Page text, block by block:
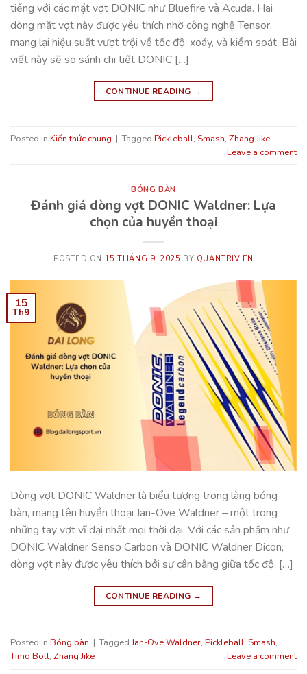
tiếng với các mặt vợt DONIC như Bluefire và Acuda. Hai
dòng mặt vợt này được yêu thích nhờ công nghệ Tensor,
mang lại hiệu suất vượt trội về tốc độ, xoáy, và kiểm soát. Bài
viết này sẽ so sánh chi tiết DONIC […]
CONTINUE READING →
Posted in Kiến thức chung | Tagged Pickleball, Smash, Zhang Jike
Leave a comment
BÓNG BÀN
Đánh giá dòng vợt DONIC Waldner: Lựa
chọn của huyền thoại
POSTED ON 15 THÁNG 9, 2025 BY QUANTRIVIEN
15
Th9
Dòng vợt DONIC Waldner là biểu tượng trong làng bóng
bàn, mang tên huyền thoại Jan-Ove Waldner – một trong
những tay vợt vĩ đại nhất mọi thời đại. Với các sản phẩm như
DONIC Waldner Senso Carbon và DONIC Waldner Dicon,
dòng vợt này được yêu thích bởi sự cân bằng giữa tốc độ, […]
CONTINUE READING →
Posted in Bóng bàn | TaggedJan-Ove Waldner, Pickleball, Smash,
Timo Boll, Zhang Jike Leave a comment